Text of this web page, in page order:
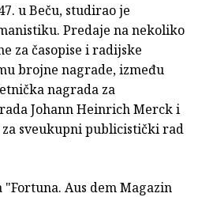
u Beču, studirao je
Predaje na nekoliko
za časopise i radijske
brojne nagrade, između
nagrada za
Johann Heinrich Merck i
sveukupni publicistički rad
Aus dem Magazin